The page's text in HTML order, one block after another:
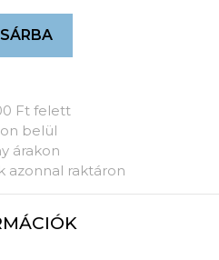
Ft felett
belül
árakon
azonnal raktáron